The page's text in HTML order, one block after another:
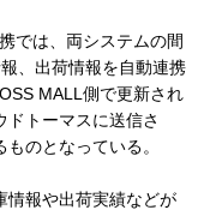
では、両システムの間
、出荷情報を自動連携
MALL側で更新され
トーマスに送信さ
のとなっている。
情報や出荷実績などが